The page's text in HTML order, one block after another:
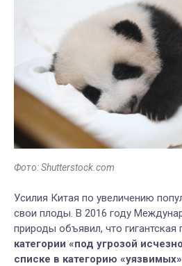
Фото: Shutterstock.com
Усилия Китая по увеличению
свои плоды. В 2016 году
природы объявил, что гигантская
категории «под угрозой
списке в категорию